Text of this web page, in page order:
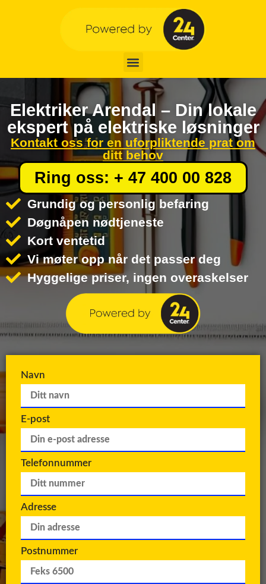
Elektriker Arendal – Din lokale
ekspert på elektriske løsninger
Kontakt oss for en uforpliktende prat om
ditt behov
Ring oss: + 47 400 00 828
Grundig og personlig befaring
Døgnåpen nødtjeneste
Kort ventetid
Vi møter opp når det passer deg
Hyggelige priser, ingen overaskelser
Navn
E-post
Telefonnummer
Adresse
Postnummer